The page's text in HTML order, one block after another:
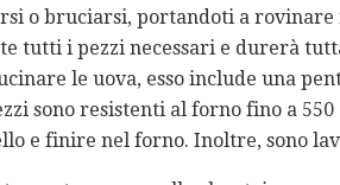
o bruciarsi, portandoti a rovinare
tutti i pezzi necessari e durerà
le uova, esso include una
sono resistenti al forno fino a
e finire nel forno. Inoltre, sono